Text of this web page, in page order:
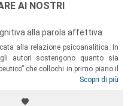
AI NOSTRI
alla parola affettiva
alla relazione psicoanalitica. In
gli autori sostengono quanto sia
che collochi in primo piano il
al contempo si faccia carico degli
che comunica affetto, non
Scopri di più